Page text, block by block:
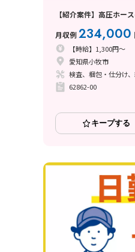
【紹介案件】高圧ホー
月収例234,000
【時給】1,300円～
愛知県小牧市
検査、梱包・仕分け
62862-00
キープする